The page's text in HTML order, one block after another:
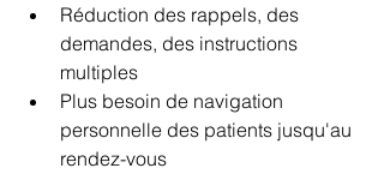
Réduction des rappels, des
demandes, des instructions
multiples
Plus besoin de navigation
personnelle des patients jusqu'au
rendez-vous